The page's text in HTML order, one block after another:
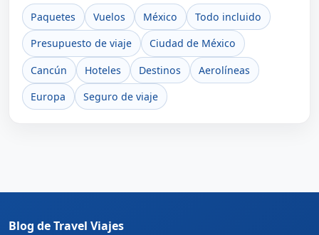
Paquetes Vuelos México
Todo incluido
Presupuesto de viaje
Ciudad de México
Cancún
Hoteles Destinos
Aerolíneas
Europa
Seguro de viaje
Blog de Travel Viajes